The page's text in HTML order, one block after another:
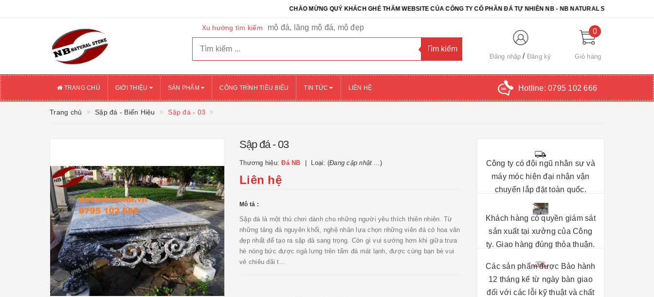
CHÀO MỪNG QUÝ KHÁCH GHÉ THĂM WEBSITE CỦA CÔNG TY CỔ PHẦN ĐÁ TỰ NHIÊN NB - NB NATURAL STONE. CHÚC QUÝ
Xu hướng tìm kiếm mộ đá, lăng mộ đá, mộ đẹp
Đăng nhập Đăng ký
0
Giỏ hàng
TRANG CHỦ GIỚI THIỆU SẢN PHẨM CÔNG TRÌNH TIÊU BIỂU TIN TỨC LIÊN HỆ Hotline: 0795 102 666
Trang chủ Sập đá - Biển Hiệu Sập đá - 03
Sập đá - 03
Thương hiệu:Đá NB Loại: (Đang cập nhật ...)
Liên hệ
Mô tả :
Sập đá là một thú chơi dành cho những người yêu thích thiên nhiên. Từ
những tảng đá nguyên khối, nghệ nhân lựa chọn những viên đá có hoa văn
đẹp nhất để tạo ra sập đá sang trọng. Còn gì vui sướng hơn khi giữa trưa
hè nóng bức được ngả lưng trên tấm đá mát lạnh, được cùng bạn bè vui
vẻ chiêu đãi t...
Công ty có đội ngũ nhân sự và
máy móc hiện đại nhận vận
chuyển lắp đặt toàn quốc.
Khách hàng có quyền giám sát
sản xuất tại xưởng của Công
ty. Giao hàng đúng thỏa thuận.
Các sản phẩm được Bảo hành
12 tháng kể từ ngày bàn giao
đối với các lỗi kỹ thuật và chất